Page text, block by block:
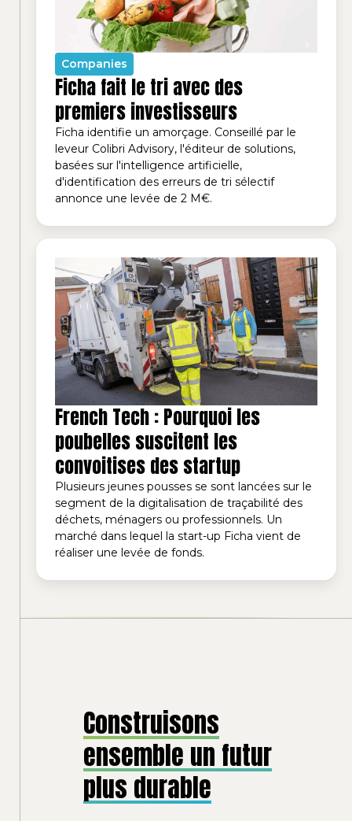
Companies
Ficha fait le tri avec des
premiers investisseurs
Ficha identifie un amorçage. Conseillé par le
leveur Colibri Advisory, l'éditeur de solutions,
basées sur l'intelligence artificielle,
d'identification des erreurs de tri sélectif
annonce une levée de 2 M€.
French Tech : Pourquoi les
poubelles suscitent les
convoitises des startup
Plusieurs jeunes pousses se sont lancées sur le
segment de la digitalisation de traçabilité des
déchets, ménagers ou professionnels. Un
marché dans lequel la start-up Ficha vient de
réaliser une levée de fonds.
Construisons
ensemble un futur
plus durable